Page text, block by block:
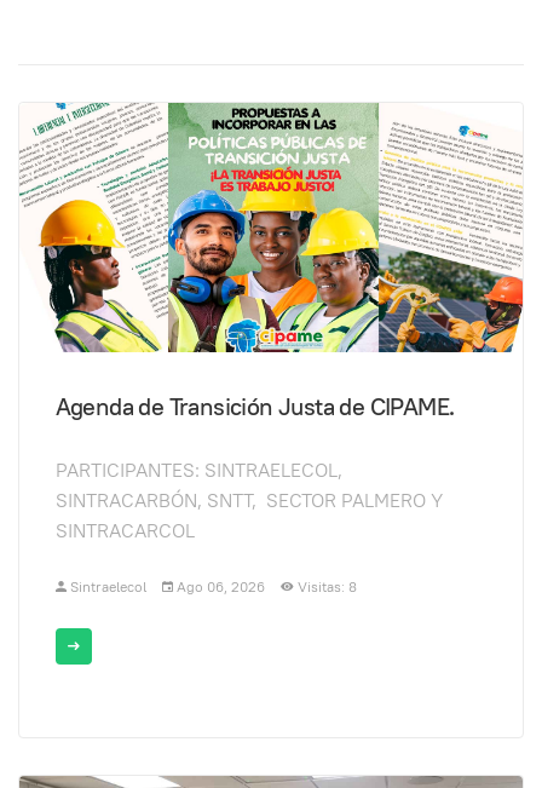
Agenda de Transición Justa de CIPAME.
PARTICIPANTES: SINTRAELECOL,
SINTRACARBÓN, SNTT, SECTOR PALMERO Y
SINTRACARCOL
Sintraelecol Ago 06, 2026 Visitas: 8